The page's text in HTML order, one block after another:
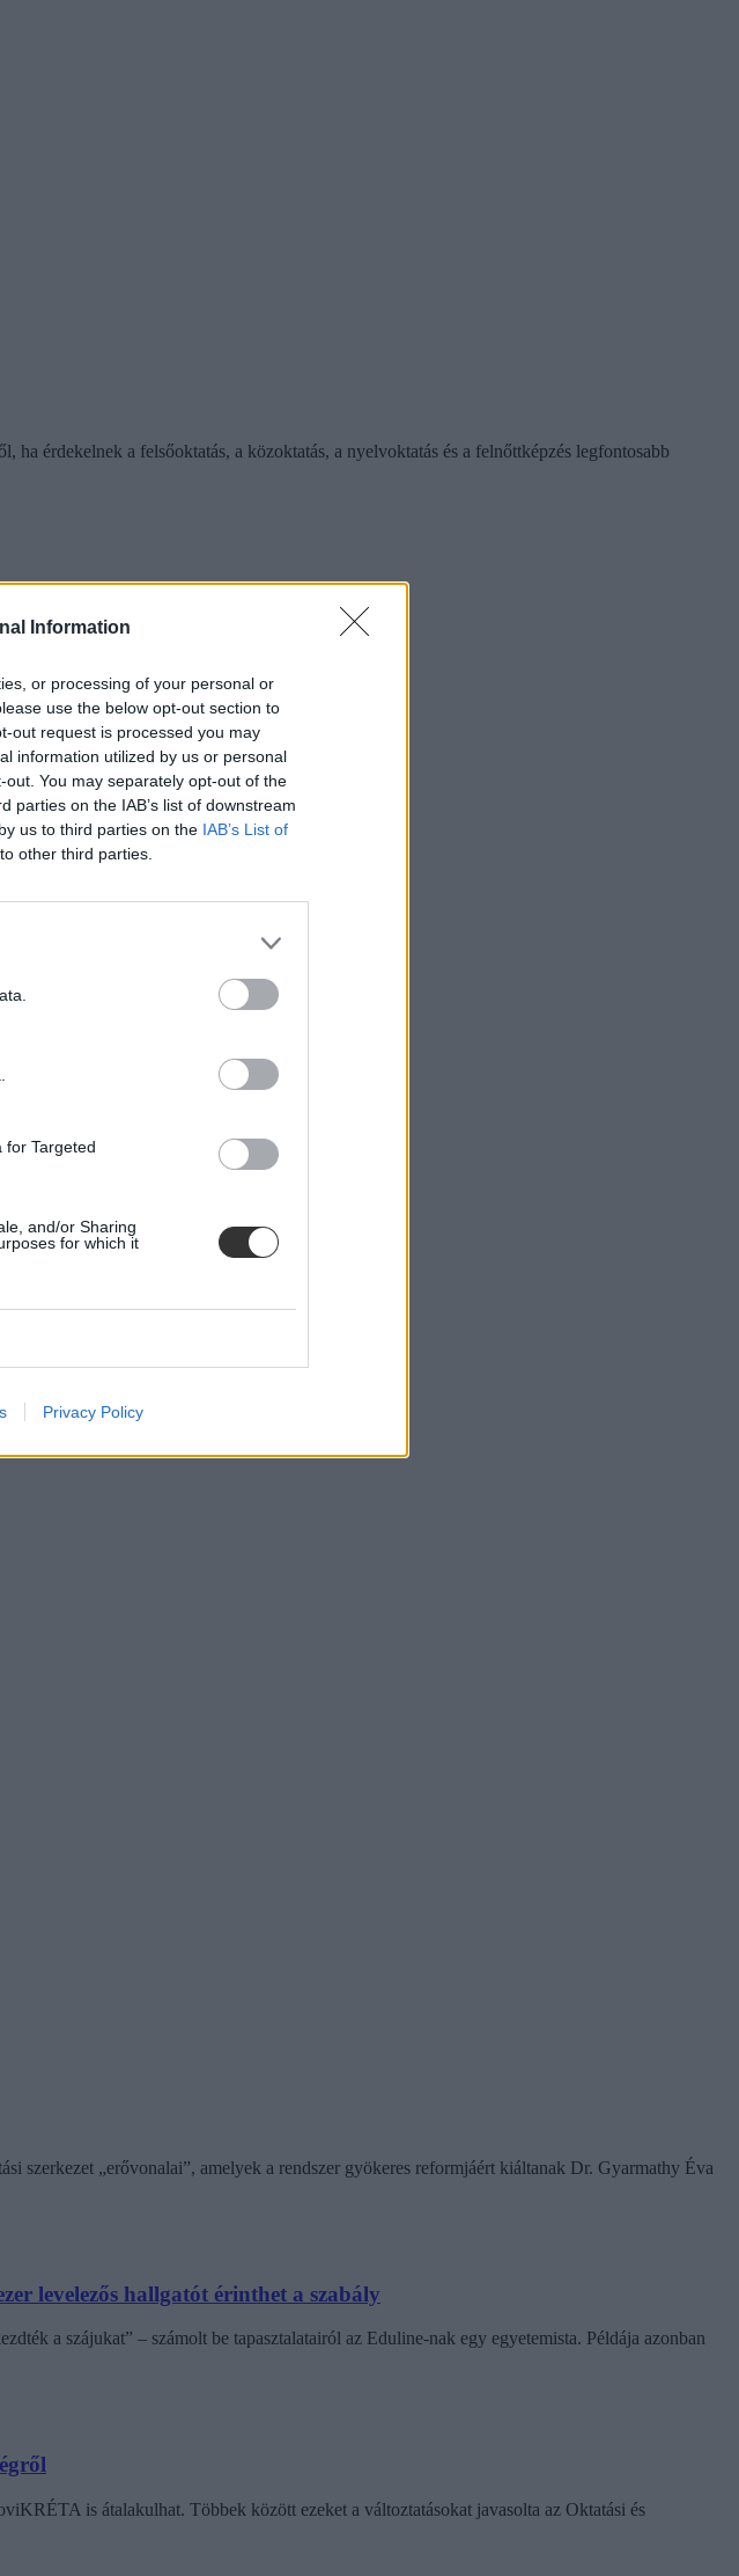
Information
or processing of your personal or
use the below opt-out section to
out request is processed you may
information utilized by us or personal
You may separately opt-out of the
parties on the IAB’s list of downstream
us to third parties on the IAB’s List of
other third parties.
for Targeted
and/or Sharing
for which it
Privacy Policy
érdekelnek a felsőoktatás, a közoktatás, a nyelvoktatás és a felnőttképzés legfontosabb
szerkezet „erővonalai”, amelyek a rendszer gyökeres reformjáért kiáltanak Dr. Gyarmathy Éva
levelezős hallgatót érinthet a szabály
a szájukat” – számolt be tapasztalatairól az Eduline-nak egy egyetemista. Példája azonban
is átalakulhat. Többek között ezeket a változtatásokat javasolta az Oktatási és